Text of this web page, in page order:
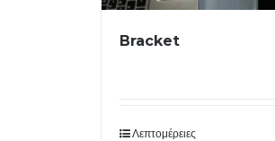
Bracket
Λεπτομέρειες